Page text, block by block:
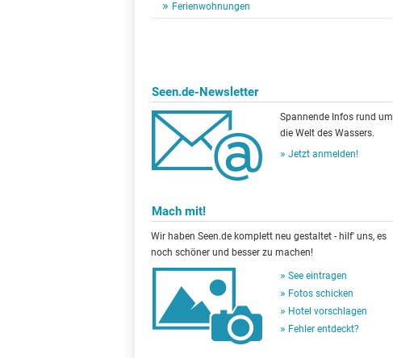
Ferienwohnungen
Seen.de-Newsletter
Spannende Infos rund um
die Welt des Wassers.
Jetzt anmelden!
Mach mit!
Wir haben Seen.de komplett neu gestaltet - hilf' uns, es
noch schöner und besser zu machen!
See eintragen
Fotos schicken
Hotel vorschlagen
Fehler entdeckt?